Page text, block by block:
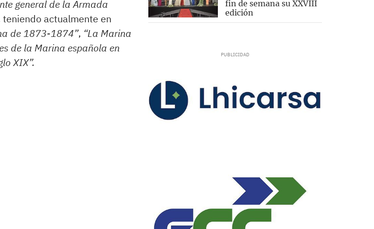
general de la Armada
actualmente en
de 1873-1874”, “La Marina
de la Marina española en
XIX”.
fin de semana su XXVIII
edición